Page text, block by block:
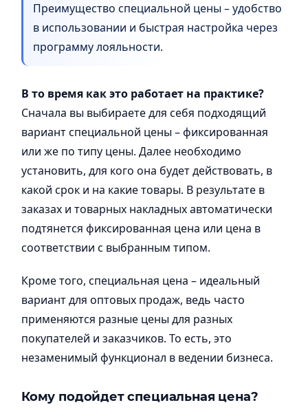
Преимущество специальной цены – удобство
в использовании и быстрая настройка через
программу лояльности.
В то время как это работает на практике?
Сначала вы выбираете для себя подходящий
вариант специальной цены – фиксированная
или же по типу цены. Далее необходимо
установить, для кого она будет действовать, в
какой срок и на какие товары. В результате в
заказах и товарных накладных автоматически
подтянется фиксированная цена или цена в
соответствии с выбранным типом.
Кроме того, специальная цена – идеальный
вариант для оптовых продаж, ведь часто
применяются разные цены для разных
покупателей и заказчиков. То есть, это
незаменимый функционал в ведении бизнеса.
Кому подойдет специальная цена?